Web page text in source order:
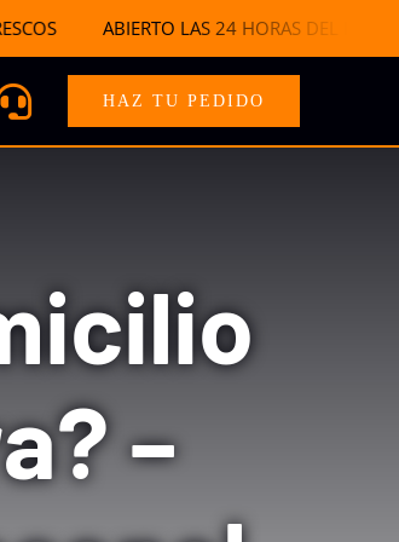
. ABIERTO LAS 24 HORAS DEL DÍA
HAZ TU PEDIDO
–